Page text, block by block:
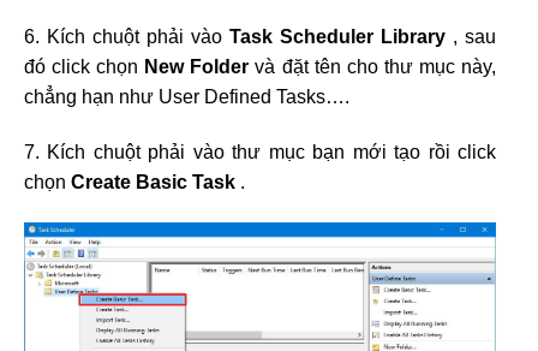
6. Kích chuột phải vào Task Scheduler Library , sau
đó click chọn New Foldervà đặt tên cho thư mục này,
chẳng hạn như User Defined Tasks….
7. Kích chuột phải vào thư mục bạn mới tạo rồi click
chọn Create Basic Task .